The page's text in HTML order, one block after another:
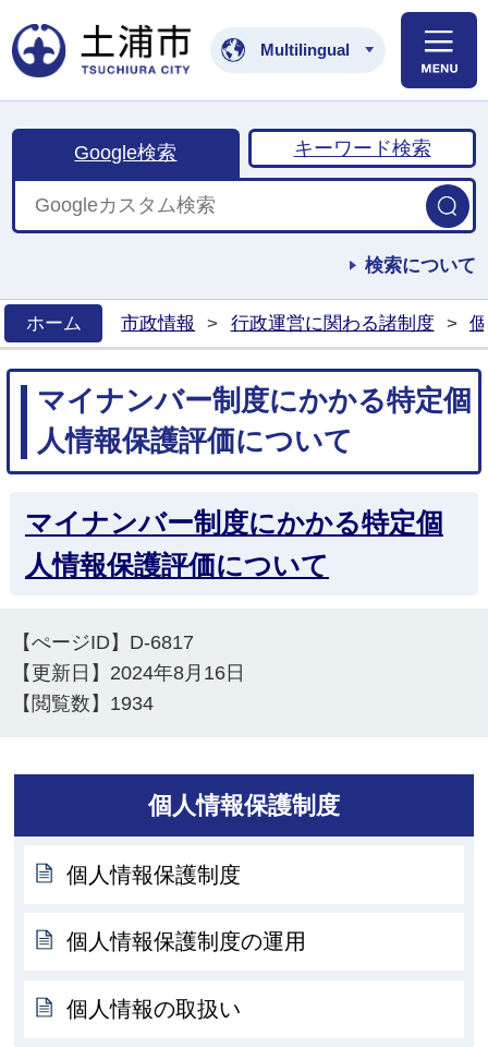
土浦市公式ホームペ
Multilingual
Google検索 キーワード検索
検索について
ホーム
市政情報 > 行政運営に関わる諸制度 >
マイナンバー制度にかかる特定個
人情報保護評価について
マイナンバー制度にかかる特定個
人情報保護評価について
【ぺージID】 D-6817
【更新日】 2024年8月16日
【閲覧数】 1934
個人情報保護制度
個人情報保護制度
個人情報保護制度の運用
個人情報の取扱い